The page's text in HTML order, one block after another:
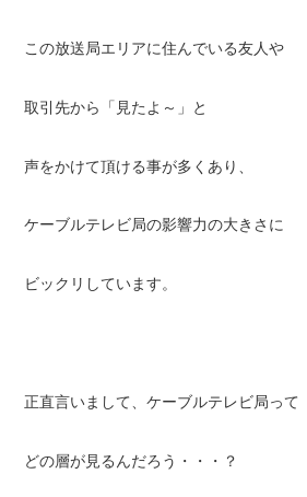
この放送局エリアに住んでいる友人や
取引先から「見たよ～」と
声をかけて頂ける事が多くあり、
ケーブルテレビ局の影響力の大きさに
ビックリしています。
正直言いまして、ケーブルテレビ局って
どの層が見るんだろう・・・？